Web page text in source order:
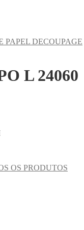
PAPEL DECOUPAGE
L 24060
OS PRODUTOS